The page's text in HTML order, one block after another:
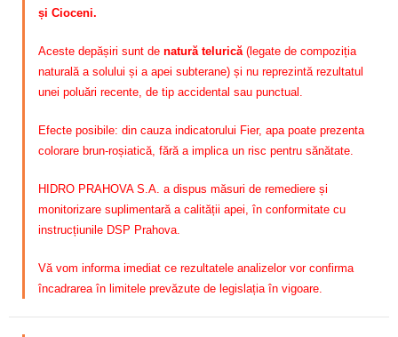
și Cioceni.
Aceste depășiri sunt de natură telurică (legate de compoziția
naturală a solului și a apei subterane) și nu reprezintă rezultatul
unei poluări recente, de tip accidental sau punctual.
Efecte posibile: din cauza indicatorului Fier, apa poate prezenta
colorare brun-roșiatică, fără a implica un risc pentru sănătate.
HIDRO PRAHOVA S.A. a dispus măsuri de remediere și
monitorizare suplimentară a calității apei, în conformitate cu
instrucțiunile DSP Prahova.
Vă vom informa imediat ce rezultatele analizelor vor confirma
încadrarea în limitele prevăzute de legislația în vigoare.